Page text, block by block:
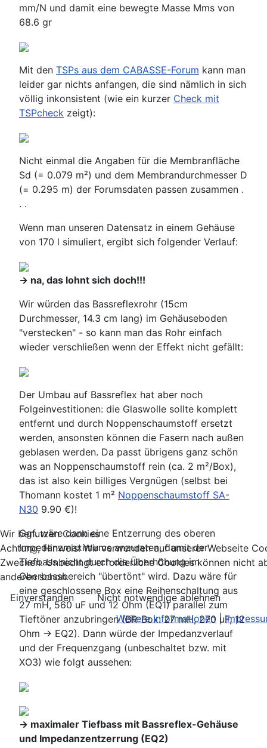
mm/N und damit eine bewegte Masse Mms von
68.6 gr
Mit den TSPs aus dem CABASSE-Forum kann man
leider gar nichts anfangen, die sind nämlich in sich
völlig inkonsistent (wie ein kurzer Check mit
TSPcheck zeigt):
Nicht einmal die Angaben für die Membranfläche
Sd (= 0.079 m²) und dem Membrandurchmesser D
(= 0.295 m) der Forumsdaten passen zusammen .
. .
Wenn man unseren Datensatz in einem Gehäuse
von 170 l simuliert, ergibt sich folgender Verlauf:
-> na, das lohnt sich doch!!!
Wir würden das Bassreflexrohr (15cm
Durchmesser, 14.3 cm lang) im Gehäuseboden
"verstecken" - so kann man das Rohr einfach
wieder verschließen wenn der Effekt nicht gefällt:
Der Umbau auf Bassreflex hat aber noch
Folgeinvestitionen: die Glaswolle sollte komplett
entfernt und durch Noppenschaumstoff ersetzt
werden, ansonsten können die Fasern nach außen
geblasen werden. Da passt übrigens ganz schön
was an Noppenschaumstoff rein (ca. 2 m²/Box),
das ist also kein billiges Vergnügen (selbst bei
Thomann kostet 1 m² Noppenschaumstoff SA-
N30 9.90 €)!
Ggf. wäre dann eine Entzerrung des oberen
Impedanzmaximums anzuraten, damit der
Tiefbass nicht durch die Überhöhung im
Oberbassbereich "übertönt" wird. Dazu wäre für
eine geschlossene Box eine Reihenschaltung aus
27 mH, 560 uF und 12 Ohm (EQ1) parallel zum
Tieftöner anzubringen (BR-Box: 27 mH, 270 uF, 12
Ohm -> EQ2). Dann würde der Impedanzverlauf
und der Frequenzgang (unbeschaltet bzw. mit
XO3) wie folgt aussehen:
-> maximaler Tiefbass mit Bassreflex-Gehäuse
und Impedanzentzerrung (EQ2)
Wir benutzen Cookies
Achtung, Hinweis! Wir verwenden auf unserer Webseite
Zwecken. Unbedingt erforderliche Cookies können nicht
anderen schon.
Einverstanden
Nicht notwendige ablehnen
Weitere Informationen |